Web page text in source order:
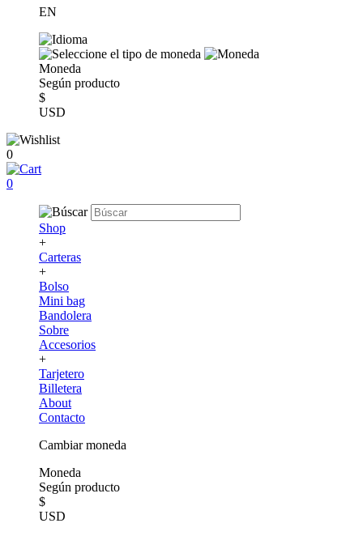
EN
Moneda
Según producto
$
USD
0
0
Shop
+
Carteras
+
Bolso
Mini bag
Bandolera
Sobre
Accesorios
+
Tarjetero
Billetera
About
Contacto
Cambiar moneda
Moneda
Según producto
$
USD